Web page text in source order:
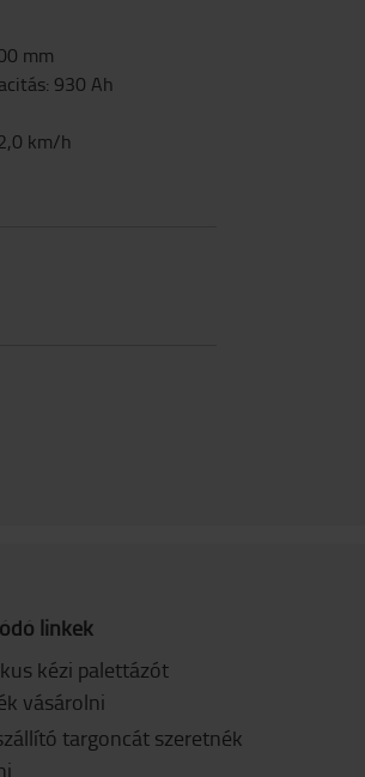
mm
: 930 Ah
km/h
linkek
kézi palettázót
vásárolni
targoncát szeretnék